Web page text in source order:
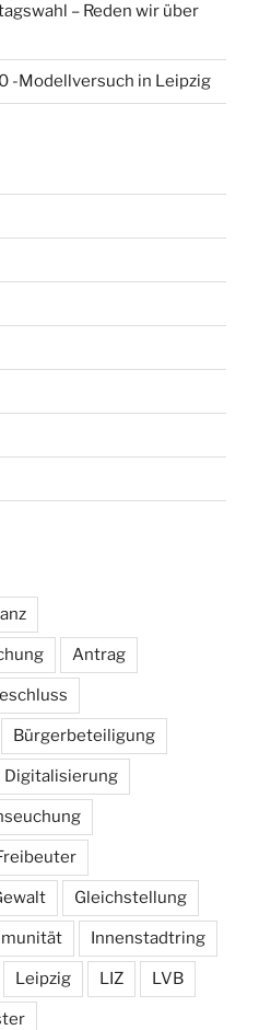
– Reden wir über
-Modellversuch in Leipzig
Antrag
Bürgerbeteiligung
Digitalisierung
Gleichstellung
Innenstadtring
Leipzig LIZ LVB